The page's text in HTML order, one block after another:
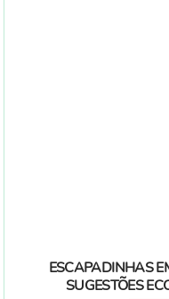
ESCAPADINHAS
SUGESTÕES